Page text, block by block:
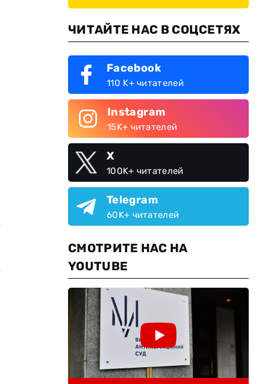
ЧИТАЙТЕ НАС В СОЦСЕТЯХ
Facebook
110 K+ читателей
Instagram
15K+ читателей
X
100K+ читателей
Telegram
60K+ читателей
СМОТРИТЕ НАС НА
YOUTUBE